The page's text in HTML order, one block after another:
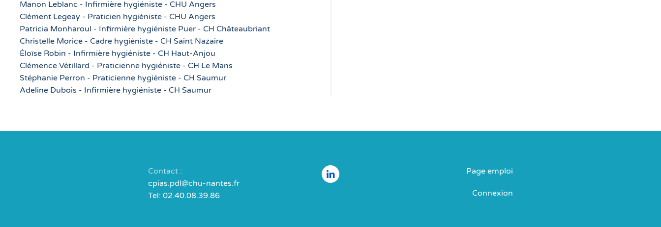
Manon Leblanc - Infirmière hygiéniste - CHU Angers
Clément Legeay - Praticien hygiéniste - CHU Angers
Patricia Monharoul - Infirmière hygiéniste Puer - CH Châteaubriant
Christelle Morice - Cadre hygiéniste - CH Saint Nazaire
Éloïse Robin - Infirmière hygiéniste - CH Haut-Anjou
Clémence Vétillard - Praticienne hygiéniste - CH Le Mans
Stéphanie Perron - Praticienne hygiéniste - CH Saumur
Adeline Dubois - Infirmière hygiéniste - CH Saumur
Contact :
cpias.pdl@chu-nantes.fr
Tel: 02.40.08.39.86
Page emploi
Connexion